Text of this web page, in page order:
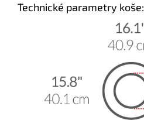
Technické parametry koše: